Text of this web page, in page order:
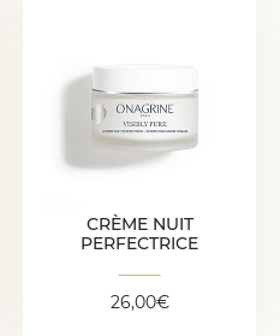
CRÈME NUIT
PERFECTRICE
26,00€
CRÈME NUIT
PERFECTRICE